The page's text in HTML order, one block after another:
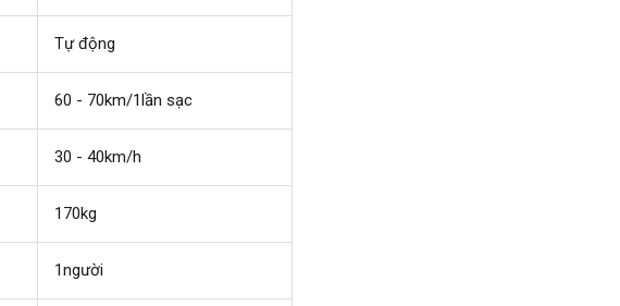
Tự động
60 - 70km/1lần sạc
30 - 40km/h
170kg
1người